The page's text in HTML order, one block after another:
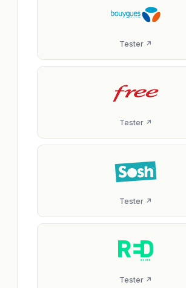
Tester ↗
Tester ↗
Tester ↗
Tester ↗